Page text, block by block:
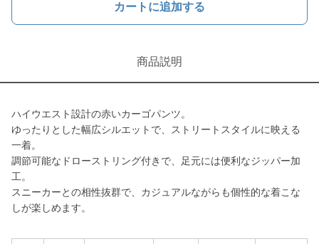
カートに追加する
商品説明
ハイウエスト設計の赤いカーゴパンツ。
ゆったりとした幅広シルエットで、ストリートスタイルに映える
一着。
調節可能なドローストリング付きで、足元には便利なジッパー加
工。
スニーカーとの相性抜群で、カジュアルながらも個性的な着こな
しが楽しめます。